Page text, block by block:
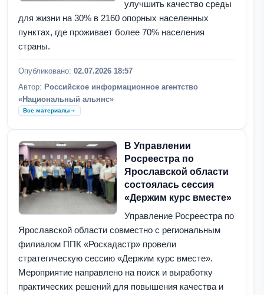
улучшить качество среды
для жизни на 30% в 2160 опорных населенных
пунктах, где проживает более 70% населения
страны.
Опубликовано: 02.07.2026 18:57
Автор: Российское информационное агентство
«Национальный альянс»
Все материалы
В Управлении
Росреестра по
Ярославской области
состоялась сессия
«Держим курс вместе»
Управление Росреестра по
Ярославской области совместно с региональным
филиалом ППК «Роскадастр» провели
стратегическую сессию «Держим курс вместе».
Мероприятие направлено на поиск и выработку
практических решений для повышения качества и